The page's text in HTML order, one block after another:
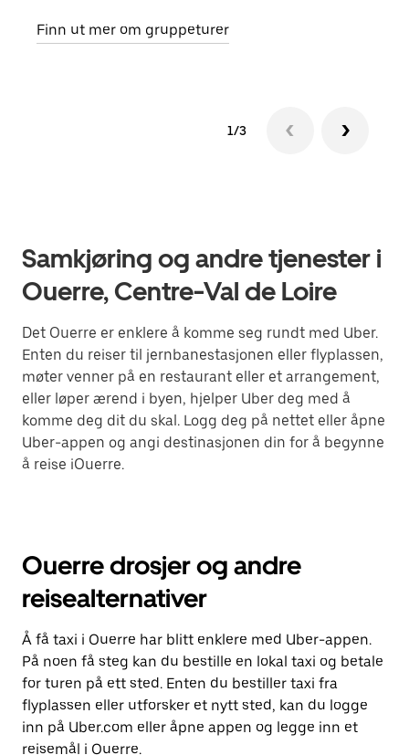
Finn ut mer om gruppeturer
1/3
Samkjøring og andre tjenester i
Ouerre, Centre-Val de Loire
Det Ouerre er enklere å komme seg rundt med Uber.
Enten du reiser til jernbanestasjonen eller flyplassen,
møter venner på en restaurant eller et arrangement,
eller løper ærend i byen, hjelper Uber deg med å
komme deg dit du skal. Logg deg på nettet eller åpne
Uber-appen og angi destinasjonen din for å begynne
å reise iOuerre.
Ouerre drosjer og andre
reisealternativer
Å få taxi i Ouerre har blitt enklere med Uber-appen.
På noen få steg kan du bestille en lokal taxi og betale
for turen på ett sted. Enten du bestiller taxi fra
flyplassen eller utforsker et nytt sted, kan du logge
inn på Uber.com eller åpne appen og legge inn et
reisemål i Ouerre.